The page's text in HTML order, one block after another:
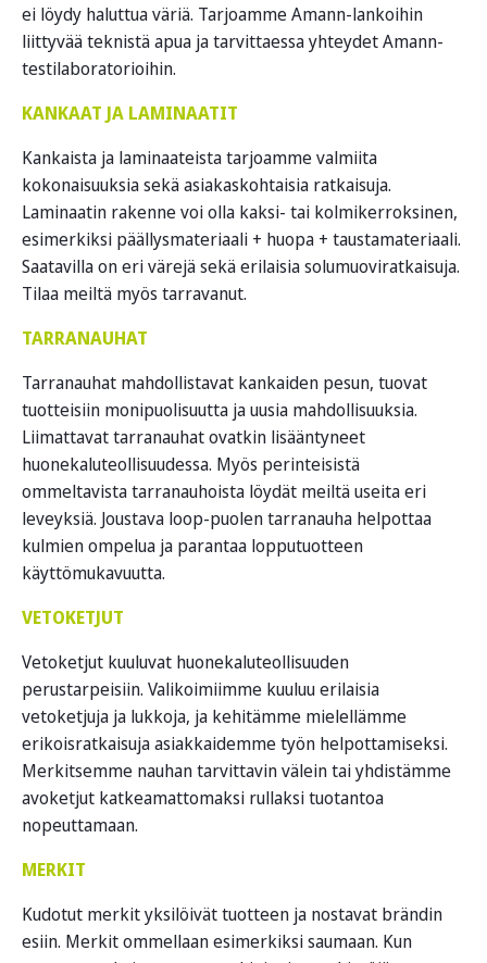
ei löydy haluttua väriä. Tarjoamme Amann-lankoihin
liittyvää teknistä apua ja tarvittaessa yhteydet Amann-
testilaboratorioihin.
KANKAAT JA LAMINAATIT
Kankaista ja laminaateista tarjoamme valmiita
kokonaisuuksia sekä asiakaskohtaisia ratkaisuja.
Laminaatin rakenne voi olla kaksi- tai kolmikerroksinen,
esimerkiksi päällysmateriaali + huopa + taustamateriaali.
Saatavilla on eri värejä sekä erilaisia solumuoviratkaisuja.
Tilaa meiltä myös tarravanut.
TARRANAUHAT
Tarranauhat mahdollistavat kankaiden pesun, tuovat
tuotteisiin monipuolisuutta ja uusia mahdollisuuksia.
Liimattavat tarranauhat ovatkin lisääntyneet
huonekaluteollisuudessa. Myös perinteisistä
ommeltavista tarranauhoista löydät meiltä useita eri
leveyksiä. Joustava loop-puolen tarranauha helpottaa
kulmien ompelua ja parantaa lopputuotteen
käyttömukavuutta.
VETOKETJUT
Vetoketjut kuuluvat huonekaluteollisuuden
perustarpeisiin. Valikoimiimme kuuluu erilaisia
vetoketjuja ja lukkoja, ja kehitämme mielellämme
erikoisratkaisuja asiakkaidemme työn helpottamiseksi.
Merkitsemme nauhan tarvittavin välein tai yhdistämme
avoketjut katkeamattomaksi rullaksi tuotantoa
nopeuttamaan.
MERKIT
Kudotut merkit yksilöivät tuotteen ja nostavat brändin
esiin. Merkit ommellaan esimerkiksi saumaan. Kun